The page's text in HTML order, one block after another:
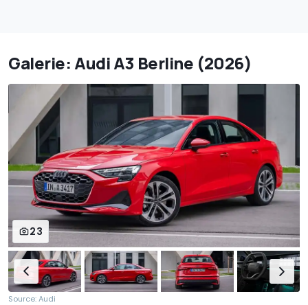
Galerie: Audi A3 Berline (2026)
23
Source: Audi